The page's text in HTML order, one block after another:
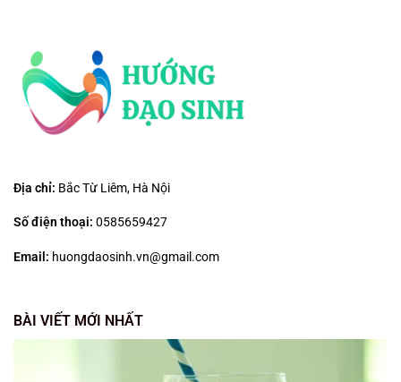
Địa chỉ: Bắc Từ Liêm, Hà Nội
Số điện thoại: 0585659427
Email: huongdaosinh.vn@gmail.com
BÀI VIẾT MỚI NHẤT